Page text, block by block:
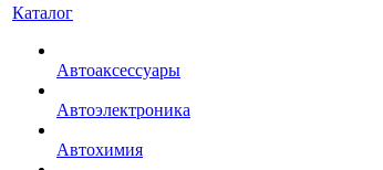
Каталог
Автоаксессуары
Автоэлектроника
Автохимия